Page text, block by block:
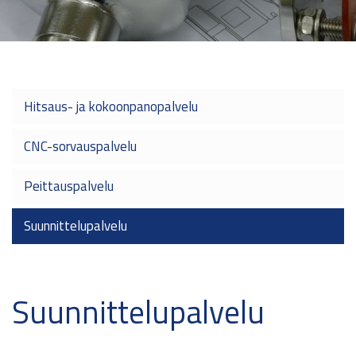
Hitsaus- ja kokoonpanopalvelu
CNC-sorvauspalvelu
Peittauspalvelu
Suunnittelupalvelu
Suunnittelupalvelu